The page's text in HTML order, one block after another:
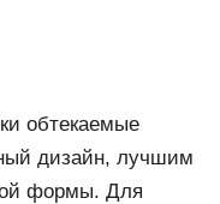
обтекаемые
дизайн, лучшим
формы. Для